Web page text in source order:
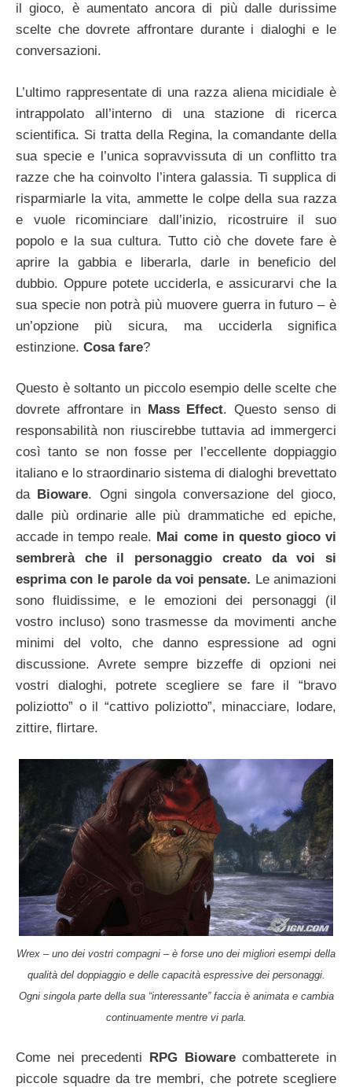
il gioco, è aumentato ancora di più dalle durissime
scelte che dovrete affrontare durante i dialoghi e le
conversazioni.
L’ultimo rappresentate di una razza aliena micidiale è
intrappolato all’interno di una stazione di ricerca
scientifica. Si tratta della Regina, la comandante della
sua specie e l’unica sopravvissuta di un conflitto tra
razze che ha coinvolto l’intera galassia. Ti supplica di
risparmiarle la vita, ammette le colpe della sua razza
e vuole ricominciare dall’inizio, ricostruire il suo
popolo e la sua cultura. Tutto ciò che dovete fare è
aprire la gabbia e liberarla, darle in beneficio del
dubbio. Oppure potete ucciderla, e assicurarvi che la
sua specie non potrà più muovere guerra in futuro – è
un’opzione più sicura, ma ucciderla significa
estinzione. Cosa fare?
Questo è soltanto un piccolo esempio delle scelte che
dovrete affrontare in Mass Effect. Questo senso di
responsabilità non riuscirebbe tuttavia ad immergerci
così tanto se non fosse per l’eccellente doppiaggio
italiano e lo straordinario sistema di dialoghi brevettato
da Bioware. Ogni singola conversazione del gioco,
dalle più ordinarie alle più drammatiche ed epiche,
accade in tempo reale. Mai come in questo gioco vi
sembrerà che il personaggio creato da voi si
esprima con le parole da voi pensate. Le animazioni
sono fluidissime, e le emozioni dei personaggi (il
vostro incluso) sono trasmesse da movimenti anche
minimi del volto, che danno espressione ad ogni
discussione. Avrete sempre bizzeffe di opzioni nei
vostri dialoghi, potrete scegliere se fare il “bravo
poliziotto” o il “cattivo poliziotto”, minacciare, lodare,
zittire, flirtare.
Wrex – uno dei vostri compagni – è forse uno dei migliori esempi della
qualità del doppiaggio e delle capacità espressive dei personaggi.
Ogni singola parte della sua “interessante” faccia è animata e cambia
continuamente mentre vi parla.
Come nei precedenti RPG Biowarecombatterete in
piccole squadre da tre membri, che potrete scegliere